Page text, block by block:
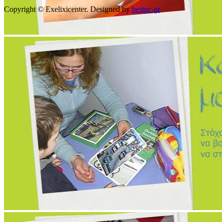
Copyright © Exelixicenter.Designed bybestpc.gr